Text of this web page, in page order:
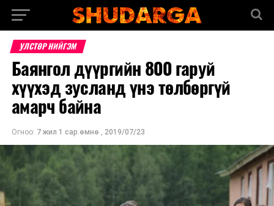
УЛСТӨР НИЙГЭМ
Баянгол дүүргийн 800 гаруй
хүүхэд зусланд үнэ төлбөргүй
амарч байна
Огноо: 7 жил 1 сар.өмнө , 2019/07/23